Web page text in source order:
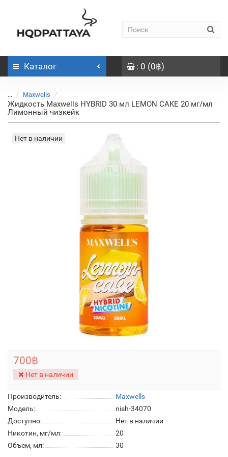
Каталог : 0 (0฿)
... Maxwells
Жидкость Maxwells HYBRID 30 мл LEMON CAKE 20 мг/мл
Лимонный чизкейк
Нет в наличии
Производитель:
Maxwells
Модель:
nish-34070
Доступно:
Нет в наличии
Никотин, мг/мл:
20
Объем, мл:
30
700฿
Нет в наличии